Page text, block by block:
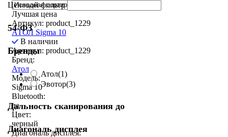
Ценовой фильтр
54-ФЗ
Бренды
Атол(1)
Эвотор(3)
Дальность сканирования до
Диагональ дисплея
Лучшая цена
Артикул: product_1229
АТОЛ Sigma 10
В наличии
Артикул: product_1229
Бренд:
Атол
Модель:
Sigma 10
Bluetooth:
да
Цвет:
черный
Диагональ дисплея: